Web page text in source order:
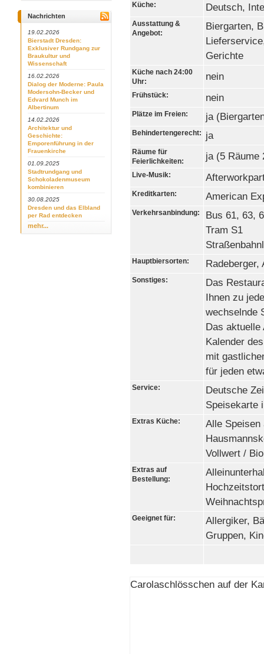
Nachrichten
19.02.2026
Bierstadt Dresden:
Exklusiver Rundgang zur
Braukultur und
Wissenschaft
16.02.2026
Dialog der Moderne: Paula
Modersohn-Becker und
Edvard Munch im
Albertinum
14.02.2026
Architektur und
Geschichte:
Emporenführung in der
Frauenkirche
01.09.2025
Stadtrundgang und
Schokoladenmuseum
kombinieren
30.08.2025
Dresden und das Elbland
per Rad entdecken
mehr...
Küche: Deutsch,
Ausstattung &
Angebot:
Biergarten,
Gerichte
Küche nach 24:00
Uhr:
nein
Frühstück: nein
Plätze im Freien: ja
Behindertengerecht: ja
Räume für
Feierlichkeiten:
ja (5 Räume
Live-Musik:
Kreditkarten: American
Verkehrsanbindung:
Bus 61, 63,
Tram S1
Hauptbiersorten: Radeberger,
Sonstiges:
Das
Ihnen zu
wechselnde
Das aktuelle
Kalender
mit
für jeden
Service:
Deutsche
Speisekarte
Extras Küche:
Alle Speisen
Vollwert /
Extras auf
Bestellung:
Geeignet für:
Allergiker,
Gruppen,
Carolaschlösschen auf der